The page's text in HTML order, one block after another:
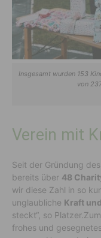
Insgesamt wurden 153
von
Verein mit
Seit der Gründung
bereits über 48
wir diese Zahl in so
unglaubliche Kraft
steckt“, so
frohes und